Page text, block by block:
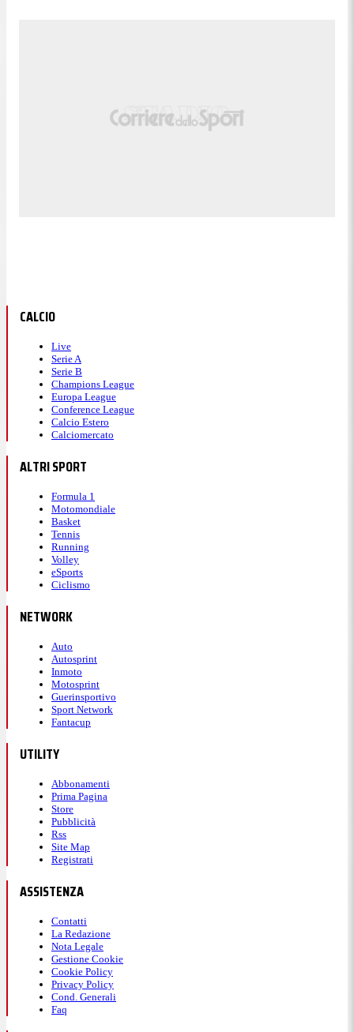
CALCIO
Live
Serie A
Serie B
Champions League
Europa League
Conference League
Calcio Estero
Calciomercato
ALTRI SPORT
Formula 1
Motomondiale
Basket
Tennis
Running
Volley
eSports
Ciclismo
NETWORK
Auto
Autosprint
Inmoto
Motosprint
Guerinsportivo
Sport Network
Fantacup
UTILITY
Abbonamenti
Prima Pagina
Store
Pubblicità
Rss
Site Map
Registrati
ASSISTENZA
Contatti
La Redazione
Nota Legale
Gestione Cookie
Cookie Policy
Privacy Policy
Cond. Generali
Faq